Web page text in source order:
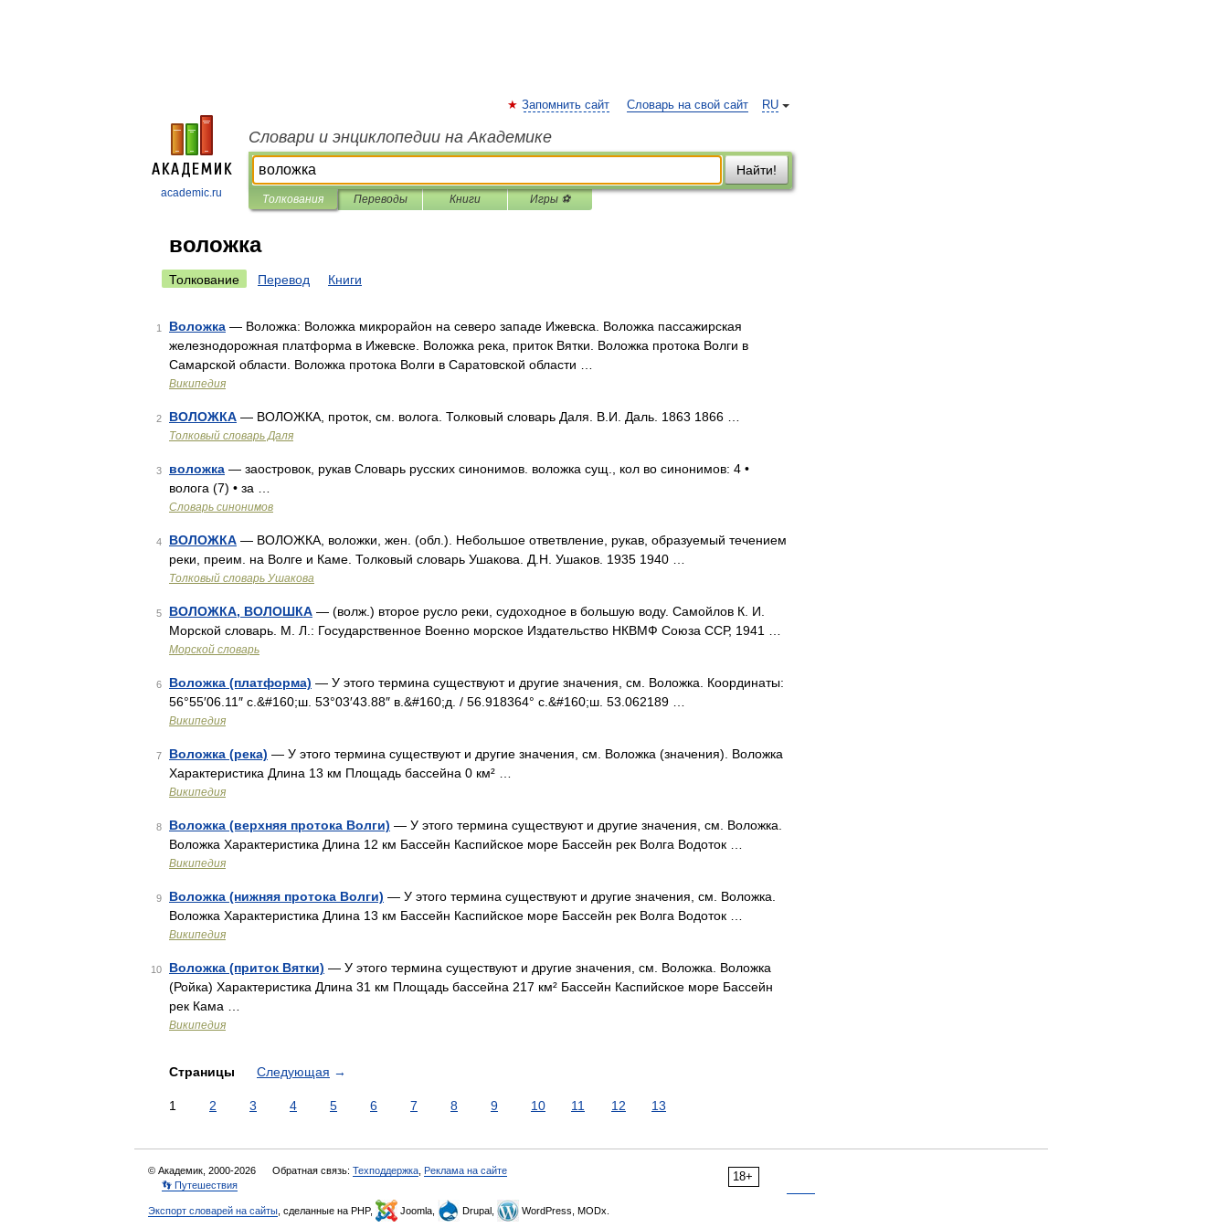
academic.ru
RU
Запомнить сайт Словарь на свой сайт
Словари и энциклопедии на Академике
Найти!
Толкования Переводы Книги Игры ⚽
воложка
Толкование Перевод Книги
1 Воложка — Воложка: Воложка микрорайон на северо западе Ижевска. Воложка пассажирская
железнодорожная платформа в Ижевске. Воложка река, приток Вятки. Воложка протока Волги в
Самарской области. Воложка протока Волги в Саратовской области …
Википедия
2 ВОЛОЖКА — ВОЛОЖКА, проток, см. волога. Толковый словарь Даля. В.И. Даль. 1863 1866 …
Толковый словарь Даля
3 воложка — заостровок, рукав Словарь русских синонимов. воложка сущ., кол во синонимов: 4 •
волога (7) • за …
Словарь синонимов
4 ВОЛОЖКА — ВОЛОЖКА, воложки, жен. (обл.). Небольшое ответвление, рукав, образуемый течением
реки, преим. на Волге и Каме. Толковый словарь Ушакова. Д.Н. Ушаков. 1935 1940 …
Толковый словарь Ушакова
5 ВОЛОЖКА, ВОЛОШКА — (волж.) второе русло реки, судоходное в большую воду. Самойлов К. И.
Морской словарь. М. Л.: Государственное Военно морское Издательство НКВМФ Союза ССР, 1941 …
Морской словарь
6 Воложка (платформа) — У этого термина существуют и другие значения, см. Воложка. Координаты:
56°55′06.11″ с.&#160;ш. 53°03′43.88″ в.&#160;д. / 56.918364° с.&#160;ш. 53.062189 …
Википедия
7 Воложка (река) — У этого термина существуют и другие значения, см. Воложка (значения). Воложка
Характеристика Длина 13 км Площадь бассейна 0 км² …
Википедия
8 Воложка (верхняя протока Волги) — У этого термина существуют и другие значения, см. Воложка.
Воложка Характеристика Длина 12 км Бассейн Каспийское море Бассейн рек Волга Водоток …
Википедия
9 Воложка (нижняя протока Волги) — У этого термина существуют и другие значения, см. Воложка.
Воложка Характеристика Длина 13 км Бассейн Каспийское море Бассейн рек Волга Водоток …
Википедия
10 Воложка (приток Вятки) — У этого термина существуют и другие значения, см. Воложка. Воложка
(Ройка) Характеристика Длина 31 км Площадь бассейна 217 км² Бассейн Каспийское море Бассейн
рек Кама …
Википедия
Страницы Следующая →
1 2 3 4 5 6 7 8 9 10 11 12 13
18+
© Академик, 2000-2026 Обратная связь: Техподдержка Реклама на сайте
👣 Путешествия
Экспорт словарей на сайты , сделанные на PHP, Joomla, Drupal, WordPress, MODx.